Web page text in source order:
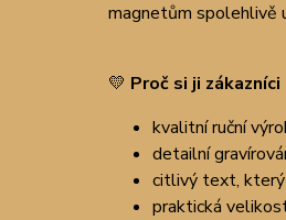
magnetům spolehlivě
💛 Proč si ji
kvalitní ruční
detailní
citlivý text, který
praktická